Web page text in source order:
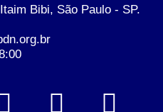
Bibi, São Paulo - SP.